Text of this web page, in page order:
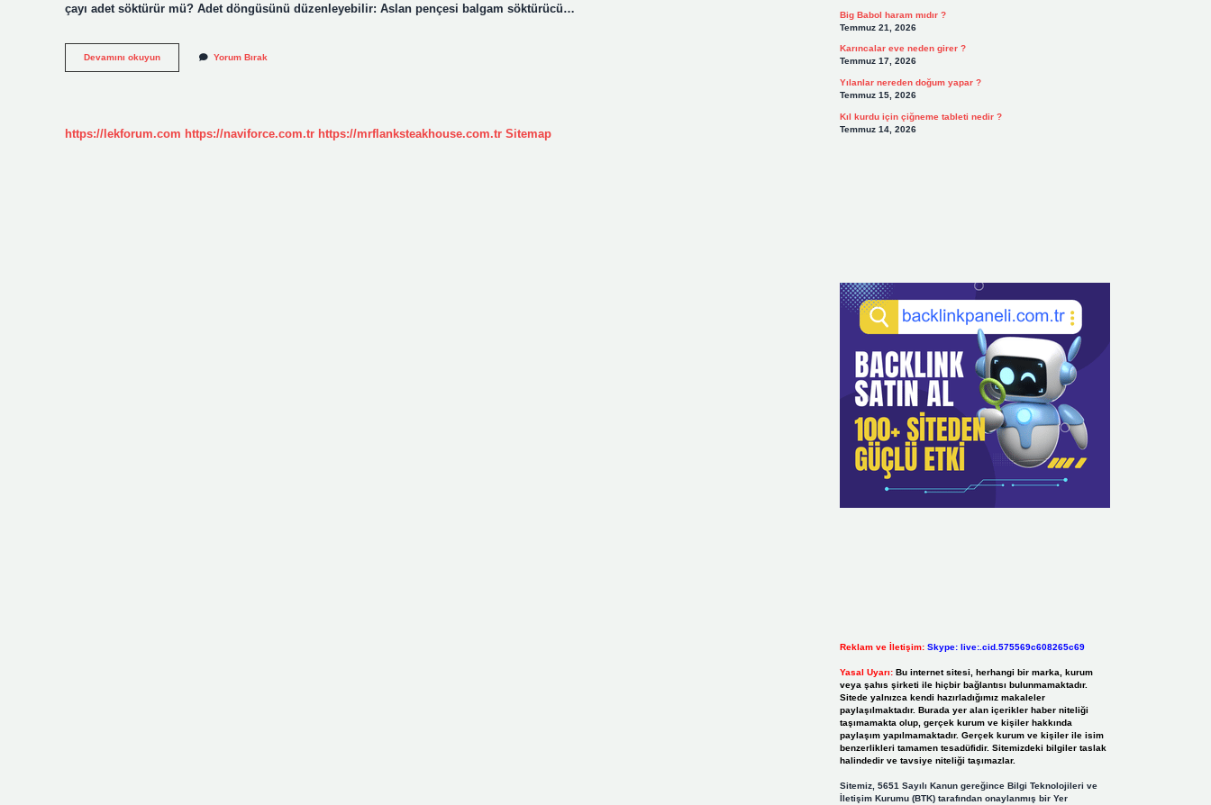
çayı adet söktürür mü? Adet döngüsünü düzenleyebilir: Aslan pençesi balgam söktürücü…
Devamını okuyunKurt
Pençesi
Yorum Bırak
https://lekforum.com https://naviforce.com.tr https://mrflanksteakhouse.com.tr Sitemap
Big Babol haram mıdır ?
Temmuz 21, 2026
Karıncalar eve neden girer ?
Temmuz 17, 2026
Yılanlar nereden doğum yapar ?
Temmuz 15, 2026
Kıl kurdu için çiğneme tableti nedir ?
Temmuz 14, 2026
Reklam ve İletişim: Skype: live:.cid.575569c608265c69
Yasal Uyarı: Bu internet sitesi, herhangi bir marka, kurum
veya şahıs şirketi ile hiçbir bağlantısı bulunmamaktadır.
Sitede yalnızca kendi hazırladığımız makaleler
paylaşılmaktadır. Burada yer alan içerikler haber niteliği
taşımamakta olup, gerçek kurum ve kişiler hakkında
paylaşım yapılmamaktadır. Gerçek kurum ve kişiler ile isim
benzerlikleri tamamen tesadüfidir. Sitemizdeki bilgiler taslak
halindedir ve tavsiye niteliği taşımazlar.
Sitemiz, 5651 Sayılı Kanun gereğince Bilgi Teknolojileri ve
İletişim Kurumu (BTK) tarafından onaylanmış bir Yer